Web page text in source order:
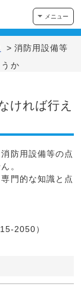
メニュー
> 消防用設備等
か
ければ行え
防用設備等の点
。
門的な知識と点
2050）